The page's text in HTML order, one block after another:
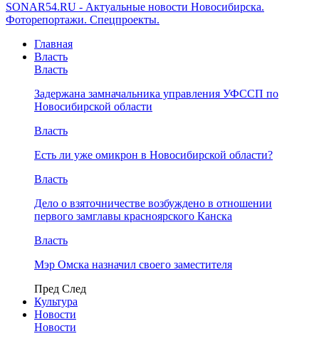
SONAR54.RU - Актуальные новости Новосибирска.
Фоторепортажи. Спецпроекты.
Главная
Власть
Власть
Задержана замначальника управления УФССП по
Новосибирской области
Власть
Есть ли уже омикрон в Новосибирской области?
Власть
Дело о взяточничестве возбуждено в отношении
первого замглавы красноярского Канска
Власть
Мэр Омска назначил своего заместителя
Пред След
Культура
Новости
Новости